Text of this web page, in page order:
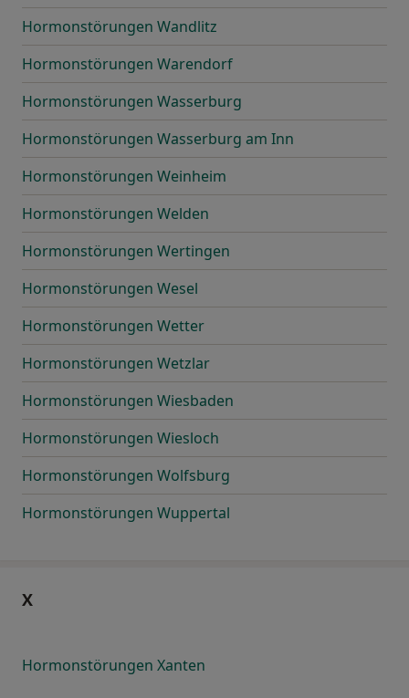
Hormonstörungen Wandlitz
Hormonstörungen Warendorf
Hormonstörungen Wasserburg
Hormonstörungen Wasserburg am Inn
Hormonstörungen Weinheim
Hormonstörungen Welden
Hormonstörungen Wertingen
Hormonstörungen Wesel
Hormonstörungen Wetter
Hormonstörungen Wetzlar
Hormonstörungen Wiesbaden
Hormonstörungen Wiesloch
Hormonstörungen Wolfsburg
Hormonstörungen Wuppertal
X
Hormonstörungen Xanten